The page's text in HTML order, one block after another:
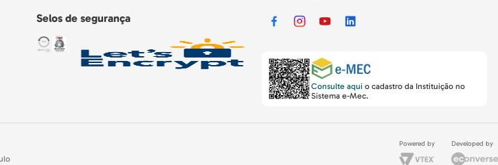
Selos de segurança
Consulte aqui o cadastro da Instituição no
Sistema e-Mec.
Powered by Developed by